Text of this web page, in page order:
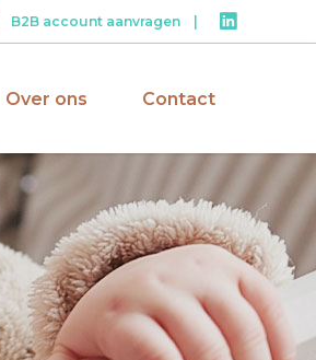
B2B account aanvragen |
Over ons Contact